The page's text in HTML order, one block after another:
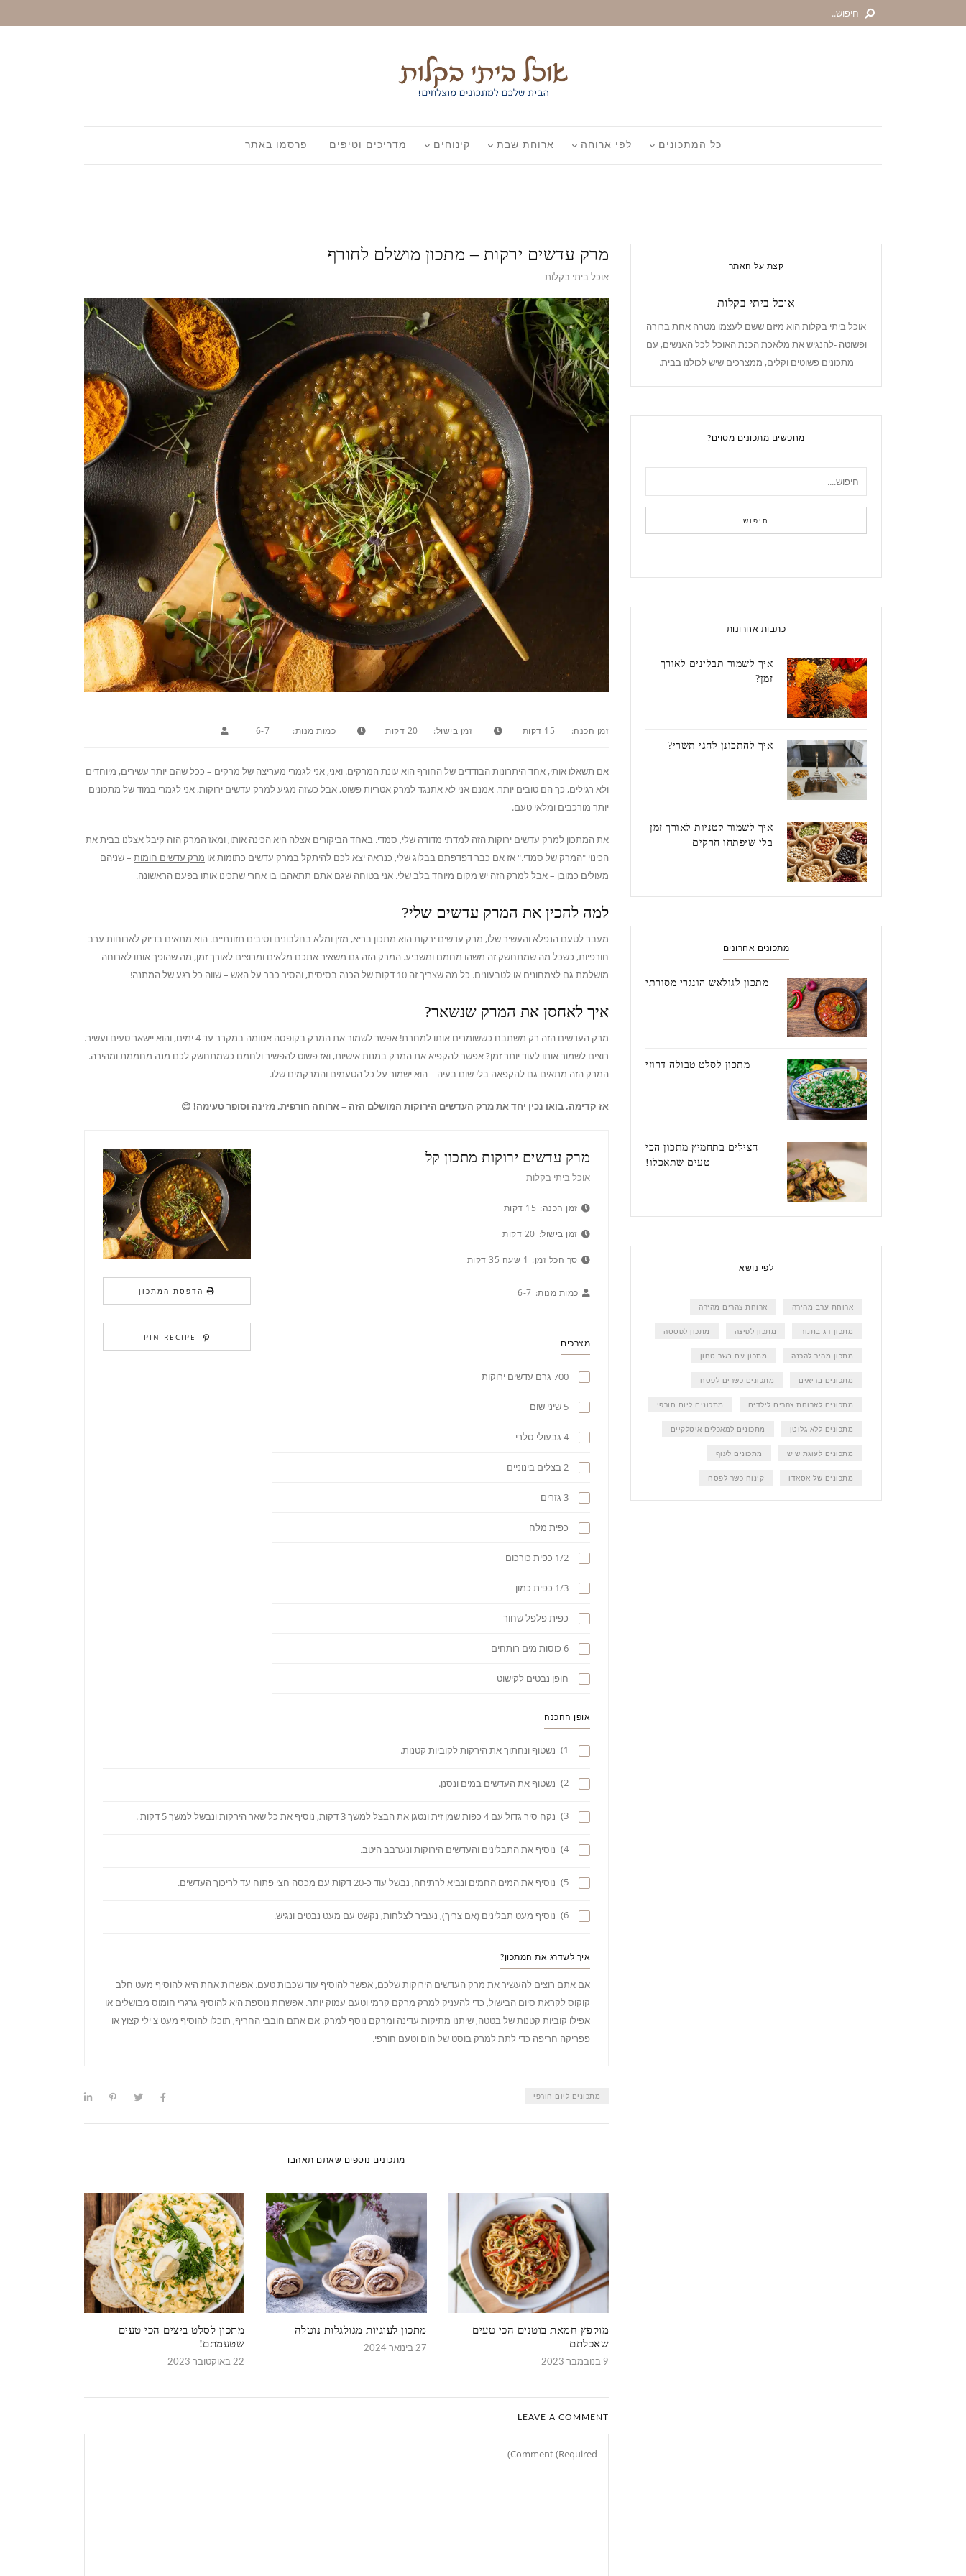
כל המתכונים לפי ארוחה ארוחת שבת קינוחים מדריכים וטיפים פרסמו באתר
מרק עדשים ירקות – מתכון מושלם לחורף
אוכל ביתי בקלות
זמן הכנה: 15 דקות זמן בישול: 20 דקות כמות מנות: 6-7
אם תשאלו אותי, אחד היתרונות הבודדים של החורף הוא עונת המרקים. ואני, אני לגמרי מעריצה של מרקים – ככל שהם יותר עשירים, מיוחדים
ולא רגילים, כך הם טובים יותר. אמנם אני לא אתנגד למרק אטריות פשוט, אבל כשזה מגיע למרק עדשים ירוקות, אני לגמרי במוד של מתכונים
יותר מורכבים ומלאי טעם.
את המתכון למרק עדשים ירוקות הזה למדתי מדודה שלי, סמדי. באחד הביקורים אצלה היא הכינה אותו, ומאז המרק הזה קיבל אצלנו בבית את
הכינוי "המרק של סמדי." אז אם כבר דפדפתם בבלוג שלי, כנראה יצא לכם להיתקל במרק עדשים כתומות או מרק עדשים חומות – שניהם
מעולים כמובן – אבל למרק הזה יש מקום מיוחד בלב שלי. אני בטוחה שגם אתם תתאהבו בו אחרי שתכינו אותו בפעם הראשונה.
למה להכין את המרק עדשים שלי?
מעבר לטעם הנפלא והעשיר שלו, מרק עדשים ירקות הוא מתכון בריא, מזין ומלא בחלבונים וסיבים תזונתיים. הוא מתאים בדיוק לארוחות ערב
חורפיות, כשכל מה שמתחשק זה משהו מחמם ומשביע. המרק הזה גם משאיר אתכם מלאים ומרוצים לאורך זמן, מה שהופך אותו לארוחה
מושלמת גם לצמחונים או לטבעונים. כל מה שצריך זה 10 דקות של הכנה בסיסית, והסיר כבר על האש – שווה כל רגע של המתנה!
איך לאחסן את המרק שנשאר?
מרק העדשים הזה רק משתבח כששומרים אותו למחרת! אפשר לשמור את המרק בקופסה אטומה במקרר עד 4 ימים, והוא יישאר טעים ועשיר.
רוצים לשמור אותו לעוד יותר זמן? אפשר להקפיא את המרק במנות אישיות, ואז פשוט להפשיר ולחמם כשמתחשק לכם מנה מחממת ומהירה.
המרק הזה מתאים גם להקפאה בלי שום בעיה – הוא ישמור על כל הטעמים והמרקמים שלו.
אז קדימה, בואו נכין יחד את מרק העדשים הירוקות המושלם הזה – ארוחה חורפית, מזינה וסופר טעימה! 😊
הדפסת המתכון
PIN RECIPE
מרק עדשים ירוקות מתכון קל
אוכל ביתי בקלות
זמן הכנה: 15 דקות
זמן בישול: 20 דקות
סך הכל זמן: 1 שעה 35 דקות
כמות מנות: 6-7
מצרכים
700 גרם עדשים ירוקות
5 שיני שום
4 גבעולי סלרי
2 בצלים בינוניים
3 גזרים
כפית מלח
1/2 כפית כורכום
1/3 כפית כמון
כפית פלפל שחור
6 כוסות מים רותחים
חופן נבטים לקישוט
אופן ההכנה
1) נשטוף ונחתוך את הירקות לקוביות קטנות.
2) נשטוף את העדשים במים ונסנן.
3) נקח סיר גדול עם 4 כפות שמן זית ונטגן את הבצל למשך 3 דקות, נוסיף את כל שאר הירקות ונבשל למשך 5 דקות .
4) נוסיף את התבלינים והעדשים הירוקות ונערבב היטב.
5) נוסיף את המים החמים ונביא לרתיחה, נבשל עוד כ-20 דקות עם מכסה חצי פתוח עד לריכוך העדשים.
6) נוסיף מעט תבלינים (אם צריך), נעביר לצלחות, נקשט עם מעט נבטים ונגיש.
איך לשדרג את המתכון?
אם אתם רוצים להעשיר את מרק העדשים הירוקות שלכם, אפשר להוסיף עוד שכבות טעם. אפשרות אחת היא להוסיף מעט חלב
קוקוס לקראת סיום הבישול, כדי להעניקלמרק מרקם קרמי וטעם עמוק יותר. אפשרות נוספת היא להוסיף גרגרי חומוס מבושלים או
אפילו קוביות קטנות של בטטה, שיתנו מתיקות עדינה ומרקם נוסף למרק. אם אתם חובבי החריף, תוכלו להוסיף מעט צ'ילי קצוץ או
פפריקה חריפה כדי לתת למרק בוסט של חום וטעם חורפי.
מתכונים ליום חורפי
מתכונים נוספים שאתם תאהבו
מוקפץ חמאת בוטנים הכי טעים
שאכלתם
9 בנובמבר 2023
מתכון לעוגיות מגולגלות נוטלה
27 בינואר 2024
מתכון לסלט ביצים הכי טעים
שטעמתם!
22 באוקטובר 2023
LEAVE A COMMENT
קצת על האתר
אוכל ביתי בקלות
אוכל ביתי בקלות הוא מיזם ששם לעצמו מטרה אחת ברורה
ופשוטה -להנגיש את מלאכת הכנת האוכל לכל האנשים, עם
מתכונים פשוטים וקלים, ממצרכים שיש לכולנו בבית.
מחפשים מתכונים מסוים?
חיפוש
כתבות אחרונות
איך לשמור תבלינים לאורך
זמן?
איך להתכונן לחגי תשרי?
איך לשמור קטניות לאורך זמן
בלי שיפתחו חרקים
מתכונים אחרונים
מתכון לגולאש הונגרי מסורתי
מתכון לסלט טבולה דרוזי
חצילים בתחמיץ מתכון הכי
טעים שתאכלו!
לפי נושא
ארוחת ערב מהירה ארוחת צהרים מהירה
מתכון דג בתנור מתכון לפיצה מתכון לפסטה
מתכון מהיר להכנה מתכון עם בשר טחון
מתכונים בריאים מתכונים כשרים לפסח
מתכונים לארוחת צהרים לילדים מתכונים ליום חורפי
מתכונים ללא גלוטן מתכונים למאכלים איטלקיים
מתכונים לעוגת שיש מתכונים לעוף
מתכונים של אסאדו קינוח כשר לפסח